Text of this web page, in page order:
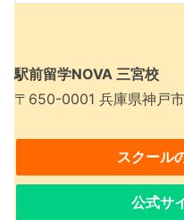
駅前留学NOVA 三宮校
〒650-0001 兵庫県神戸
スクール
公式サ